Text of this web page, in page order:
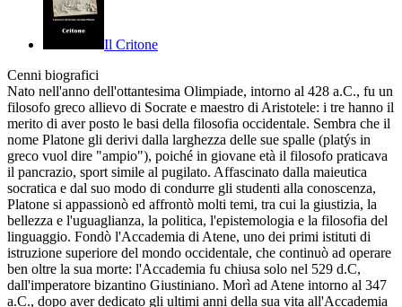
Il Critone
Cenni biografici
Nato nell'anno dell'ottantesima Olimpiade, intorno al 428 a.C., fu un
filosofo greco allievo di Socrate e maestro di Aristotele: i tre hanno il
merito di aver posto le basi della filosofia occidentale. Sembra che il
nome Platone gli derivi dalla larghezza delle sue spalle (platýs in
greco vuol dire "ampio"), poiché in giovane età il filosofo praticava
il pancrazio, sport simile al pugilato. Affascinato dalla maieutica
socratica e dal suo modo di condurre gli studenti alla conoscenza,
Platone si appassionò ed affrontò molti temi, tra cui la giustizia, la
bellezza e l'uguaglianza, la politica, l'epistemologia e la filosofia del
linguaggio. Fondò l'Accademia di Atene, uno dei primi istituti di
istruzione superiore del mondo occidentale, che continuò ad operare
ben oltre la sua morte: l'Accademia fu chiusa solo nel 529 d.C,
dall'imperatore bizantino Giustiniano. Morì ad Atene intorno al 347
a.C., dopo aver dedicato gli ultimi anni della sua vita all'Accademia